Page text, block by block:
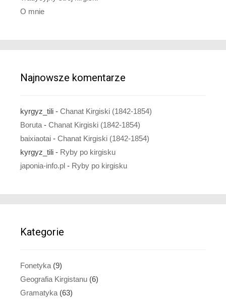
O mnie
Najnowsze komentarze
kyrgyz_tili - Chanat Kirgiski (1842-1854)
Boruta - Chanat Kirgiski (1842-1854)
baixiaotai - Chanat Kirgiski (1842-1854)
kyrgyz_tili - Ryby po kirgisku
japonia-info.pl - Ryby po kirgisku
Kategorie
Fonetyka (9)
Geografia Kirgistanu (6)
Gramatyka (63)